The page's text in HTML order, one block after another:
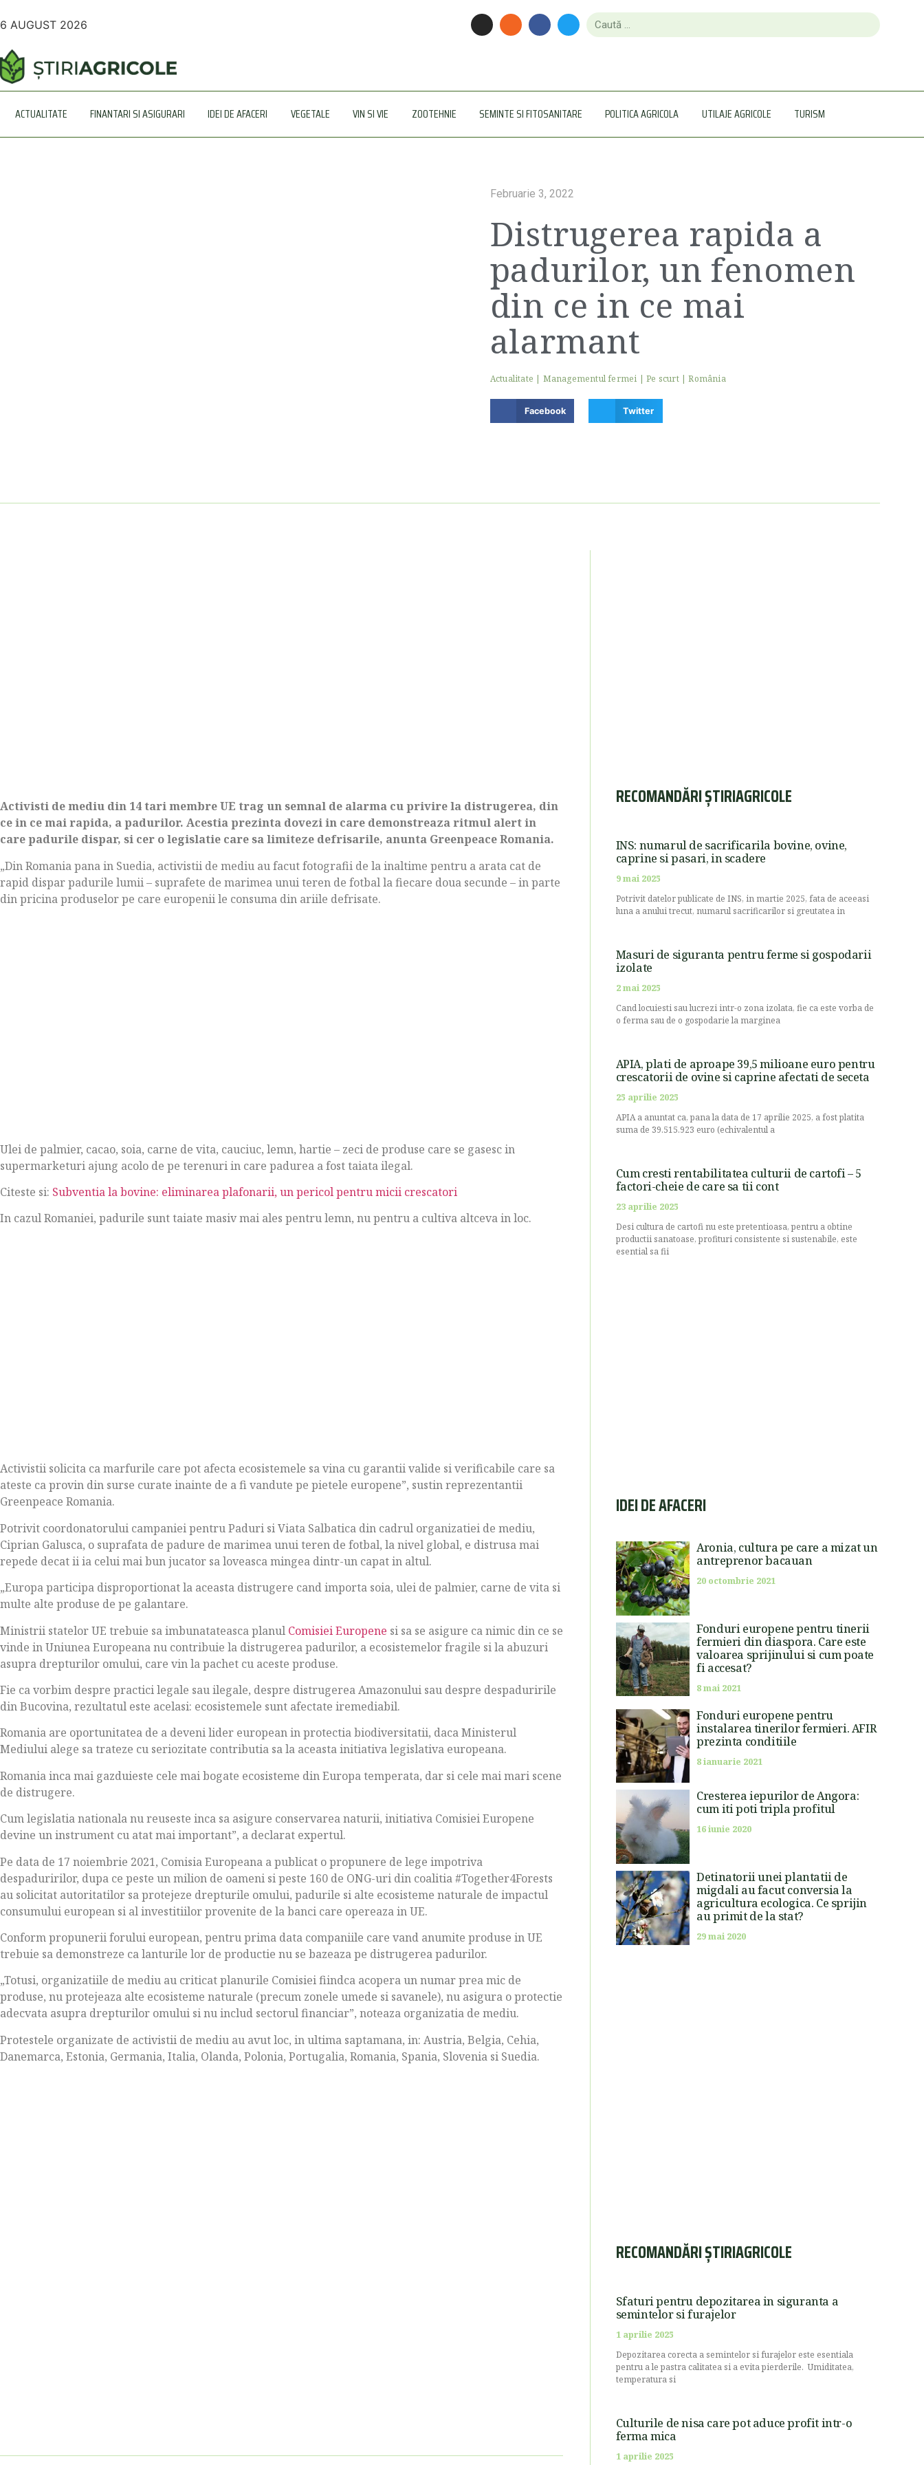
6 AUGUST 2026
ACTUALITATE FINANTARI SI ASIGURARI IDEI DE AFACERI VEGETALE VIN SI VIE ZOOTEHNIE SEMINTE SI FITOSANITARE POLITICA AGRICOLA UTILAJE AGRICOLE TURISM
Februarie 3, 2022
Distrugerea rapida a
padurilor, un fenomen
din ce in ce mai
alarmant
Actualitate | Managementul fermei |Pe scurt|România
Facebook Twitter
Activisti de mediu din 14 tari membre UE trag un semnal de alarma cu privire la distrugerea, din
ce in ce mai rapida, a padurilor. Acestia prezinta dovezi in care demonstreaza ritmul alert in
care padurile dispar, si cer o legislatie care sa limiteze defrisarile, anunta Greenpeace Romania.
„Din Romania pana in Suedia, activistii de mediu au facut fotografii de la inaltime pentru a arata cat de
rapid dispar padurile lumii – suprafete de marimea unui teren de fotbal la fiecare doua secunde – in parte
din pricina produselor pe care europenii le consuma din ariile defrisate.
Ulei de palmier, cacao, soia, carne de vita, cauciuc, lemn, hartie – zeci de produse care se gasesc in
supermarketuri ajung acolo de pe terenuri in care padurea a fost taiata ilegal.
Citeste si: Subventia la bovine: eliminarea plafonarii, un pericol pentru micii crescatori
In cazul Romaniei, padurile sunt taiate masiv mai ales pentru lemn, nu pentru a cultiva altceva in loc.
Activistii solicita ca marfurile care pot afecta ecosistemele sa vina cu garantii valide si verificabile care sa
ateste ca provin din surse curate inainte de a fi vandute pe pietele europene”, sustin reprezentantii
Greenpeace Romania.
Potrivit coordonatorului campaniei pentru Paduri si Viata Salbatica din cadrul organizatiei de mediu,
Ciprian Galusca, o suprafata de padure de marimea unui teren de fotbal, la nivel global, e distrusa mai
repede decat ii ia celui mai bun jucator sa loveasca mingea dintr-un capat in altul.
„Europa participa disproportionat la aceasta distrugere cand importa soia, ulei de palmier, carne de vita si
multe alte produse de pe galantare.
Ministrii statelor UE trebuie sa imbunatateasca planul Comisiei Europene si sa se asigure ca nimic din ce se
vinde in Uniunea Europeana nu contribuie la distrugerea padurilor, a ecosistemelor fragile si la abuzuri
asupra drepturilor omului, care vin la pachet cu aceste produse.
Fie ca vorbim despre practici legale sau ilegale, despre distrugerea Amazonului sau despre despaduririle
din Bucovina, rezultatul este acelasi: ecosistemele sunt afectate iremediabil.
Romania are oportunitatea de a deveni lider european in protectia biodiversitatii, daca Ministerul
Mediului alege sa trateze cu seriozitate contributia sa la aceasta initiativa legislativa europeana.
Romania inca mai gazduieste cele mai bogate ecosisteme din Europa temperata, dar si cele mai mari scene
de distrugere.
Cum legislatia nationala nu reuseste inca sa asigure conservarea naturii, initiativa Comisiei Europene
devine un instrument cu atat mai important”, a declarat expertul.
Pe data de 17 noiembrie 2021, Comisia Europeana a publicat o propunere de lege impotriva
despaduririlor, dupa ce peste un milion de oameni si peste 160 de ONG-uri din coalitia #Together4Forests
au solicitat autoritatilor sa protejeze drepturile omului, padurile si alte ecosisteme naturale de impactul
consumului european si al investitiilor provenite de la banci care opereaza in UE.
Conform propunerii forului european, pentru prima data companiile care vand anumite produse in UE
trebuie sa demonstreze ca lanturile lor de productie nu se bazeaza pe distrugerea padurilor.
„Totusi, organizatiile de mediu au criticat planurile Comisiei fiindca acopera un numar prea mic de
produse, nu protejeaza alte ecosisteme naturale (precum zonele umede si savanele), nu asigura o protectie
adecvata asupra drepturilor omului si nu includ sectorul financiar”, noteaza organizatia de mediu.
Protestele organizate de activistii de mediu au avut loc, in ultima saptamana, in: Austria, Belgia, Cehia,
Danemarca, Estonia, Germania, Italia, Olanda, Polonia, Portugalia, Romania, Spania, Slovenia si Suedia.
RECOMANDĂRI ȘTIRIAGRICOLE
INS: numarul de sacrificarila bovine, ovine,
caprine si pasari, in scadere
9 mai 2025
Potrivit datelor publicate de INS, in martie 2025, fata de aceeasi
luna a anului trecut, numarul sacrificarilor si greutatea in
Masuri de siguranta pentru ferme si gospodarii
izolate
2 mai 2025
Cand locuiesti sau lucrezi intr-o zona izolata, fie ca este vorba de
o ferma sau de o gospodarie la marginea
APIA, plati de aproape 39,5 milioane euro pentru
crescatorii de ovine si caprine afectati de seceta
25 aprilie 2025
APIA a anuntat ca, pana la data de 17 aprilie 2025, a fost platita
suma de 39.515.923 euro (echivalentul a
Cum cresti rentabilitatea culturii de cartofi – 5
factori-cheie de care sa tii cont
23 aprilie 2025
Desi cultura de cartofi nu este pretentioasa, pentru a obtine
productii sanatoase, profituri consistente si sustenabile, este
esential sa fii
IDEI DE AFACERI
Aronia, cultura pe care a mizat un
antreprenor bacauan
20 octombrie 2021
Fonduri europene pentru tinerii
fermieri din diaspora. Care este
valoarea sprijinului si cum poate
fi accesat?
8 mai 2021
Fonduri europene pentru
instalarea tinerilor fermieri. AFIR
prezinta conditiile
8 ianuarie 2021
Cresterea iepurilor de Angora:
cum iti poti tripla profitul
16 iunie 2020
Detinatorii unei plantatii de
migdali au facut conversia la
agricultura ecologica. Ce sprijin
au primit de la stat?
29 mai 2020
RECOMANDĂRI ȘTIRIAGRICOLE
Sfaturi pentru depozitarea in siguranta a
semintelor si furajelor
1 aprilie 2025
Depozitarea corecta a semintelor si furajelor este esentiala
pentru a le pastra calitatea si a evita pierderile. Umiditatea,
temperatura si
Culturile de nisa care pot aduce profit intr-o
ferma mica
1 aprilie 2025